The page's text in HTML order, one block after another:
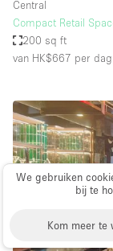
We gebruiken
bij te
Kom meer te
Central
Compact Retail
200 sq ft
van HK$667 per dag